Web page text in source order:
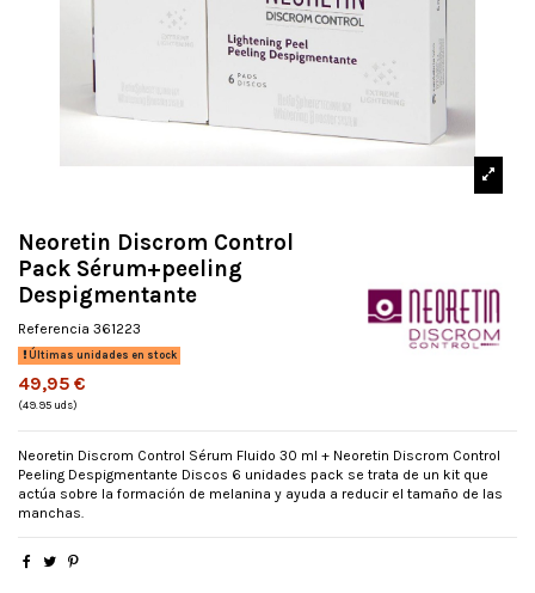
Neoretin Discrom Control
Pack Sérum+peeling
Despigmentante
Referencia 361223
Últimas unidades en stock
49,95 €
(49.95 uds)
Neoretin Discrom Control Sérum Fluido 30 ml + Neoretin Discrom Control
Peeling Despigmentante Discos 6 unidades pack se trata de un kit que
actúa sobre la formación de melanina y ayuda a reducir el tamaño de las
manchas.